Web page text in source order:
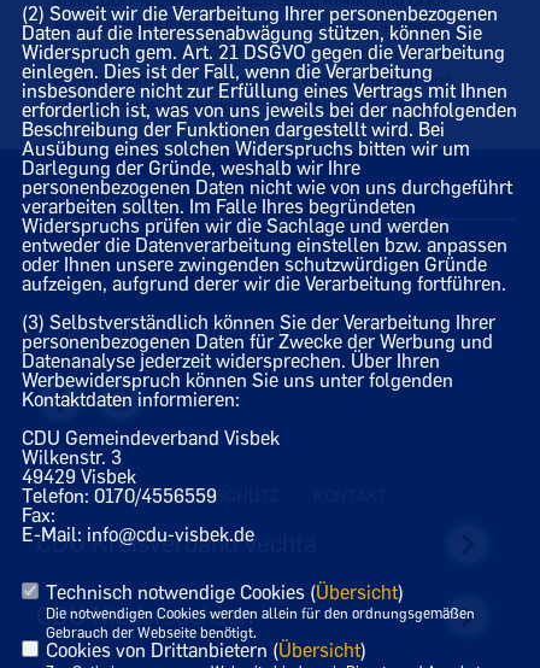
Kreisgeschäftsführer Walter Goda für seine 75-jährige
Mitgliedschaft in der CDU gebührend geehrt. Er ist das
erste Parteimitglied im Landkreis Vechta, dass auf eine
solange Parteizugehörigkeit zurückblicken kann.
30.01.2024
Homepage des CDU Gemeindeverbandes Visbek
IMPRESSUM DATENSCHUTZ
CDU Kreisverband Vechta
CDU Niedersachsen
(2) Soweit wir die Verarbeitung Ihrer personenbezogenen
Daten auf die Interessenabwägung stützen, können Sie
Widerspruch gem. Art. 21 DSGVO gegen die Verarbeitung
einlegen. Dies ist der Fall, wenn die Verarbeitung
insbesondere nicht zur Erfüllung eines Vertrags mit Ihnen
erforderlich ist, was von uns jeweils bei der nachfolgenden
Beschreibung der Funktionen dargestellt wird. Bei
Ausübung eines solchen Widerspruchs bitten wir um
Darlegung der Gründe, weshalb wir Ihre
personenbezogenen Daten nicht wie von uns durchgeführt
verarbeiten sollten. Im Falle Ihres begründeten
Widerspruchs prüfen wir die Sachlage und werden
entweder die Datenverarbeitung einstellen bzw. anpassen
oder Ihnen unsere zwingenden schutzwürdigen Gründe
aufzeigen, aufgrund derer wir die Verarbeitung fortführen.
(3) Selbstverständlich können Sie der Verarbeitung Ihrer
personenbezogenen Daten für Zwecke der Werbung und
Datenanalyse jederzeit widersprechen. Über Ihren
Werbewiderspruch können Sie uns unter folgenden
Kontaktdaten informieren:
CDU Gemeindeverband Visbek
Wilkenstr. 3
49429 Visbek
Telefon: 0170/4556559
Fax:
E-Mail: info@cdu-visbek.de
Technisch notwendige Cookies (Übersicht)
Die notwendigen Cookies werden allein für den ordnungsgemäßen
Gebrauch der Webseite benötigt.
Cookies von Drittanbietern (Übersicht)